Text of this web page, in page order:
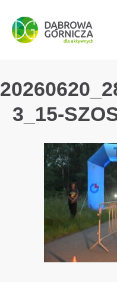
PRZEJDŹ DO MENU
PRZEJDŹ DO
PRZEJDŹ DO TREŚCI
3_15-